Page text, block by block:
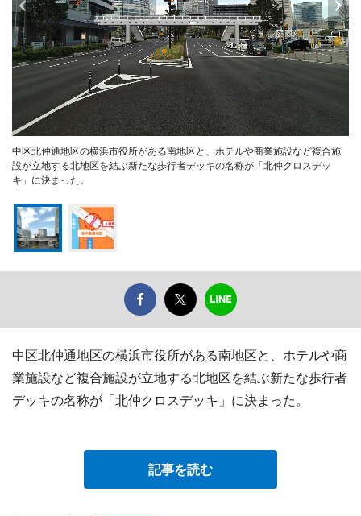
中区北仲通地区の横浜市役所がある南地区と、ホテルや商業施設など複合施
設が立地する北地区を結ぶ新たな歩行者デッキの名称が「北仲クロスデッ
キ」に決まった。
中区北仲通地区の横浜市役所がある南地区と、ホテルや商
業施設など複合施設が立地する北地区を結ぶ新たな歩行者
デッキの名称が「北仲クロスデッキ」に決まった。
記事を読む